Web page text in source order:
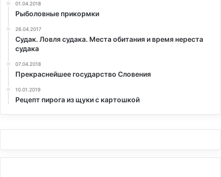
01.04.2018
Рыболовные прикормки
26.04.2017
Судак. Ловля судака. Места обитания и время нереста
судака
07.04.2018
Прекраснейшее государство Словения
10.01.2019
Рецепт пирога из щуки с картошкой